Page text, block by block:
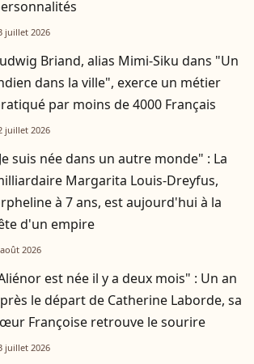
juillet 2026
Briand, alias Mimi-Siku dans "Un
dans la ville", exerce un métier
par moins de 4000 Français
juillet 2026
suis née dans un autre monde" : La
Margarita Louis-Dreyfus,
à 7 ans, est aujourd'hui à la
d'un empire
2026
est née il y a deux mois" : Un an
le départ de Catherine Laborde, sa
Françoise retrouve le sourire
juillet 2026